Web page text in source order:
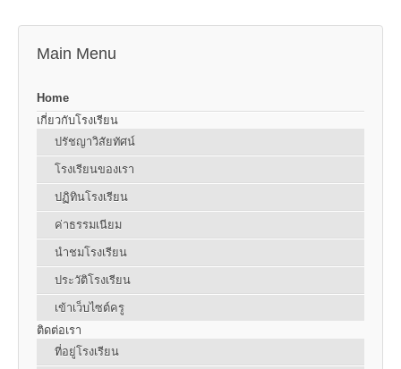
Main Menu
Home
เกี่ยวกับโรงเรียน
ปรัชญาวิสัยทัศน์
โรงเรียนของเรา
ปฏิทินโรงเรียน
ค่าธรรมเนียม
นำชมโรงเรียน
ประวัติโรงเรียน
เข้าเว็บไซต์ครู
ติดต่อเรา
ที่อยู่โรงเรียน